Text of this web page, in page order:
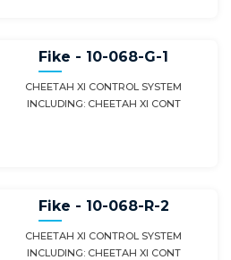
Fike - 10-068-G-1
CHEETAH XI CONTROL SYSTEM
INCLUDING: CHEETAH XI CONT
Fike - 10-068-R-2
CHEETAH XI CONTROL SYSTEM
INCLUDING: CHEETAH XI CONT